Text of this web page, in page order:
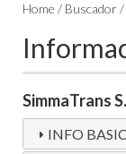
Home / Buscador
SimmaTrans
INFO